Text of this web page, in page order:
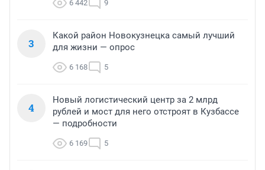
6 442 9
3
Какой район Новокузнецка самый лучший
для жизни — опрос
6 168 5
4
Новый логистический центр за 2 млрд
рублей и мост для него отстроят в Кузбассе
— подробности
6 169 5